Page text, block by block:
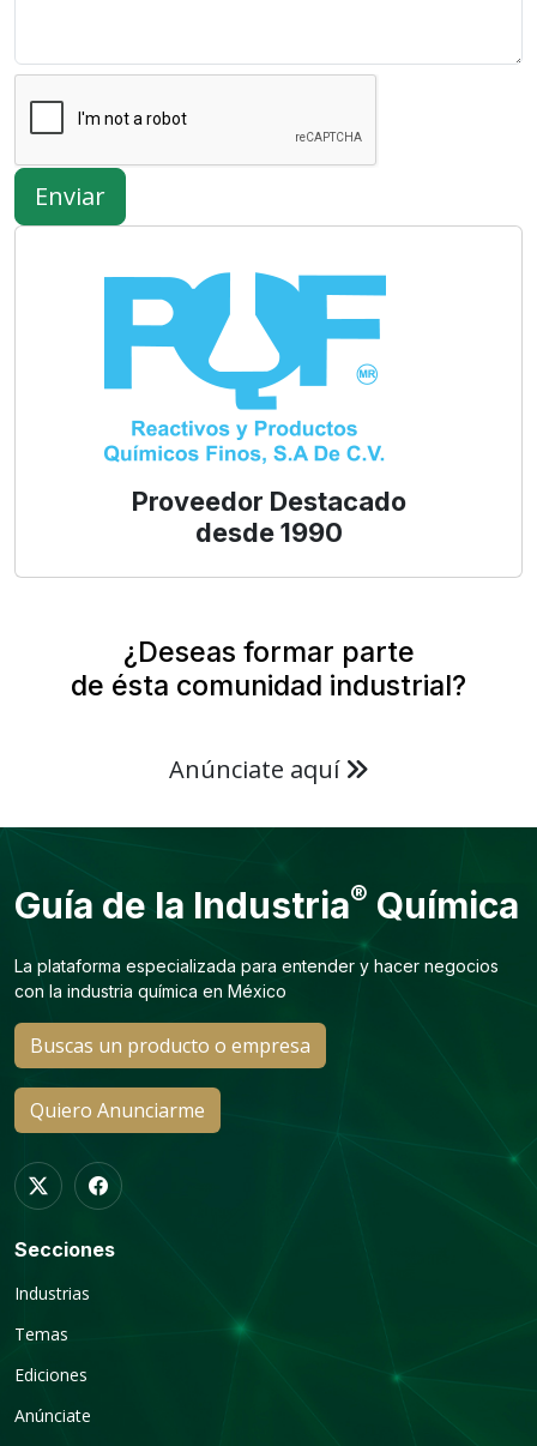
Enviar
Proveedor Destacado
desde 1990
¿Deseas formar parte
de ésta comunidad industrial?
Anúnciate aquí
Guía de la Industria® Química
La plataforma especializada para entender y hacer negocios
con la industria química en México
Buscas un producto o empresa
Quiero Anunciarme
Secciones
Industrias
Temas
Ediciones
Anúnciate